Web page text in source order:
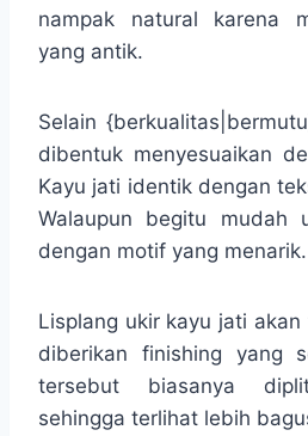
nampak natural karena
yang antik.
Selain
dibentuk menyesuaikan
Kayu jati identik dengan
Walaupun begitu mudah
dengan motif yang menarik.
Lisplang ukir kayu jati
diberikan finishing yang
tersebut biasanya
sehingga terlihat lebih